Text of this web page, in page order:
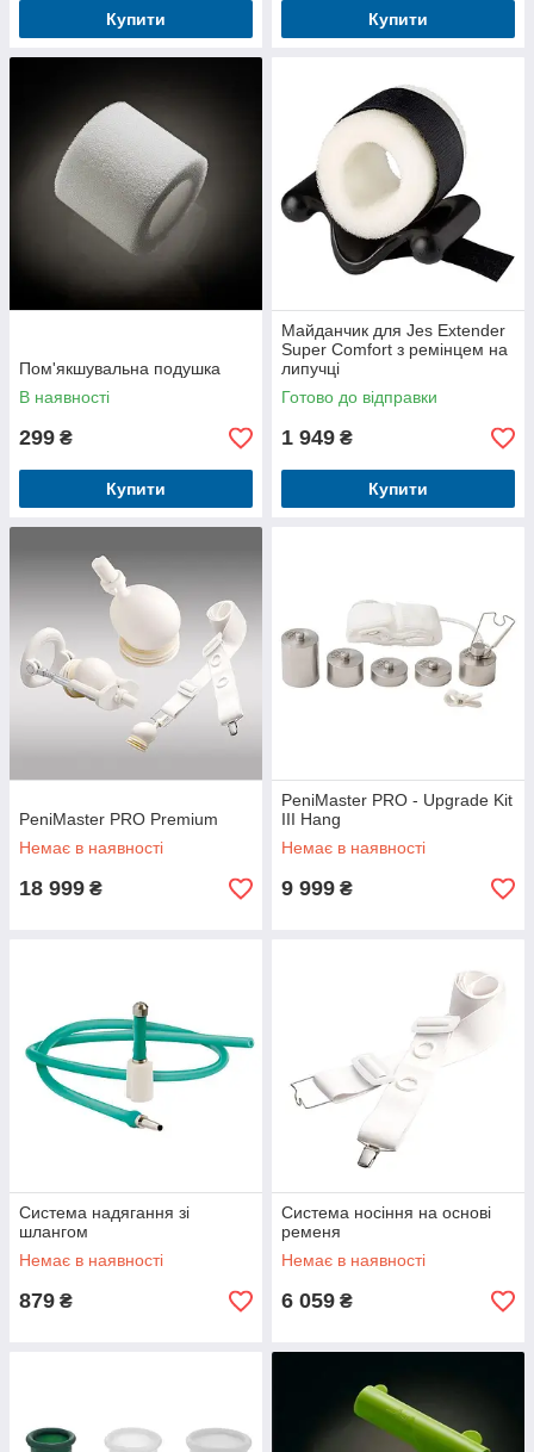
Купити Купити
Пом'якшувальна подушка
В наявності
299 ₴
Купити
Майданчик для Jes Extender
Super Comfort з ремінцем на
липучці
Готово до відправки
1 949 ₴
Купити
PeniMaster PRO Premium
Немає в наявності
18 999 ₴
PeniMaster PRO - Upgrade Kit
III Hang
Немає в наявності
9 999 ₴
Система надягання зі
шлангом
Немає в наявності
879 ₴
Система носіння на основі
ременя
Немає в наявності
6 059 ₴